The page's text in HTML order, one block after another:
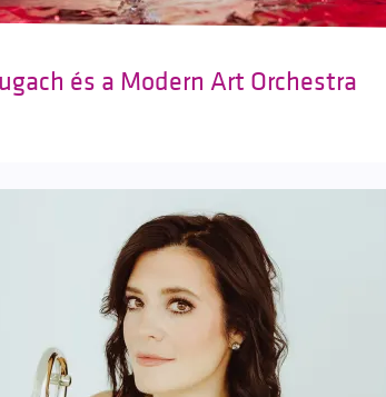
és a Modern Art Orchestra